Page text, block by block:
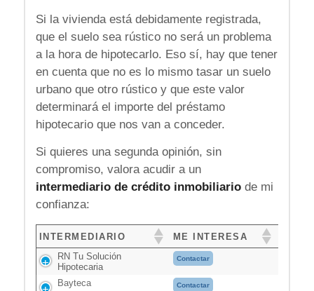
Si la vivienda está debidamente registrada,
que el suelo sea rústico no será un problema
a la hora de hipotecarlo. Eso sí, hay que tener
en cuenta que no es lo mismo tasar un suelo
urbano que otro rústico y que este valor
determinará el importe del préstamo
hipotecario que nos van a conceder.
Si quieres una segunda opinión, sin
compromiso, valora acudir a un
intermediario de crédito inmobiliariode mi
confianza:
INTERMEDIARIO
ME INTERESA
RN Tu Solución
Hipotecaria
Contactar
Bayteca Contactar